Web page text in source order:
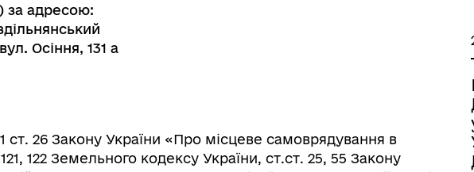
за адресою:
Осіння, 131 а
ст. 26 Закону України «Про місцеве самоврядування в
121, 122 Земельного кодексу України, ст.ст. 25, 55 Закону